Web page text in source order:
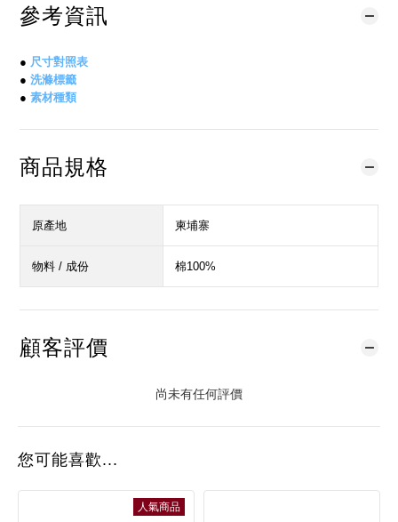
參考資訊
● 尺寸對照表
● 洗滌標籤
● 素材種類
商品規格
原產地 柬埔寨
物料 / 成份 棉100%
顧客評價
尚未有任何評價
您可能喜歡...
人氣商品